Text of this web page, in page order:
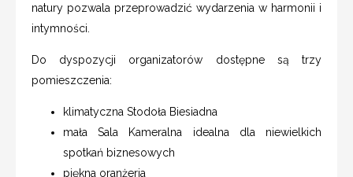
natury pozwala przeprowadzić wydarzenia w harmonii i
intymności.
Do dyspozycji organizatorów dostępne są trzy
pomieszczenia:
klimatyczna Stodoła Biesiadna
mała Sala Kameralna idealna dla niewielkich
spotkań biznesowych
piękna oranżeria